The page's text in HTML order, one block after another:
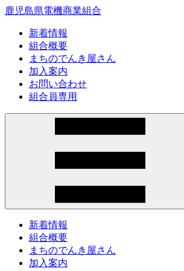
鹿児島県電機商業組合
新着情報
組合概要
まちのでんき屋さん
加入案内
お問い合わせ
組合員専用
新着情報
組合概要
まちのでんき屋さん
加入案内